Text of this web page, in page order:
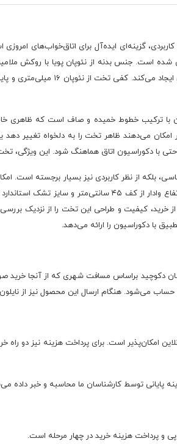
خط‌وخش دارد و جلوه‌ای زیبا
آن با ترکیب خطوط خمیده و صاف است که
امکان می‌دهند ظاهر تخت را به دلخواه تغییر
با دکوراسیون اتاق هماهنگ شود. این ویژگی،
بلکه از نظر کاربردی نیز بسیار برجسته است.
کیفیت و طراحی این تخت را از نزدیک
با دکوراسیون را ارائه می‌دهد.
دکوچید براساس مسافت شهری که از آنجا خرید
حساب می‌شود. هنگام ارسال این محصول نیز از
امکان‌پذیر است. برای پرداخت هزینه نیز دو
پی و پرداخت هزینه خرید در چهار مرحله است.